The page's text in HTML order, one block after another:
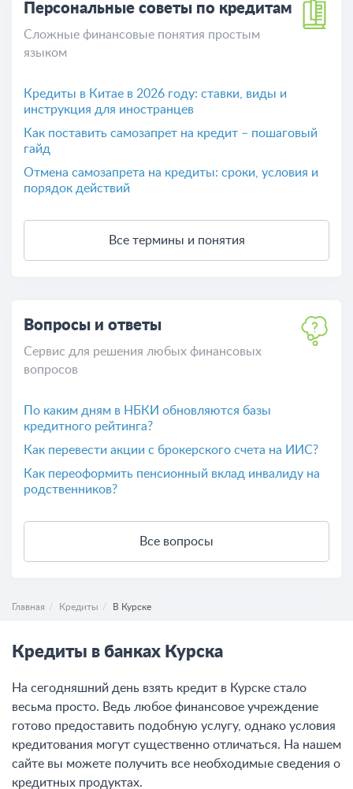
Персональные советы по кредитам
Сложные финансовые понятия простым
языком
Кредиты в Китае в 2026 году: ставки, виды и
инструкция для иностранцев
Как поставить самозапрет на кредит – пошаговый
гайд
Отмена самозапрета на кредиты: сроки, условия и
порядок действий
Все термины и понятия
Вопросы и ответы
Сервис для решения любых финансовых
вопросов
По каким дням в НБКИ обновляются базы
кредитного рейтинга?
Как перевести акции с брокерского счета на ИИС?
Как переоформить пенсионный вклад инвалиду на
родственников?
Все вопросы
Главная Кредиты В Курске
Кредиты в банках Курска
На сегодняшний день взять кредит в Курске стало
весьма просто. Ведь любое финансовое учреждение
готово предоставить подобную услугу, однако условия
кредитования могут существенно отличаться. На нашем
сайте вы можете получить все необходимые сведения о
кредитных продуктах.